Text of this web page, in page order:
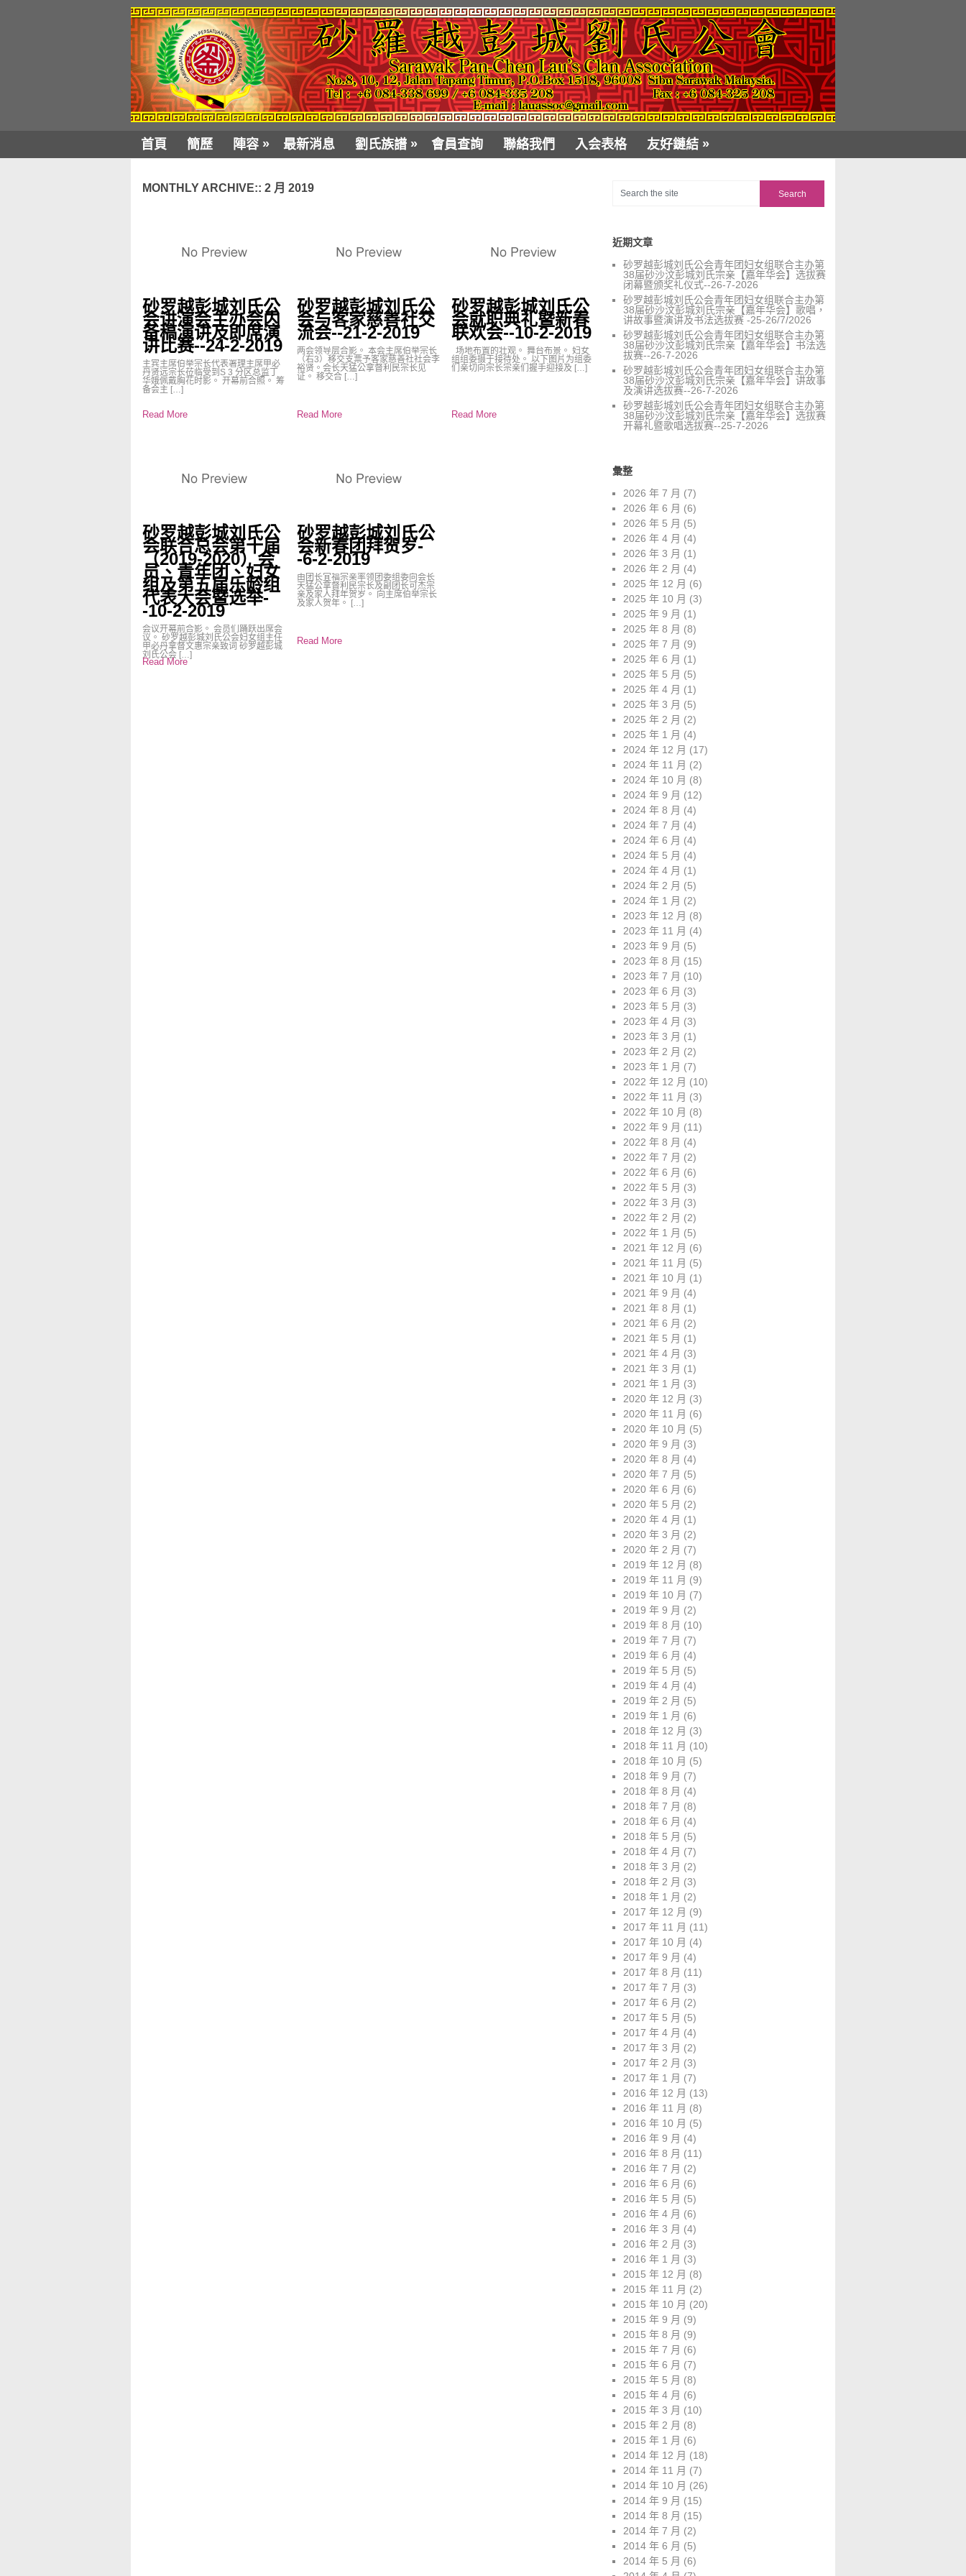
首頁 簡歷 陣容 » 最新消息 劉氏族譜 » 會員查詢 聯絡我們 入会表格 友好鏈結 »
MONTHLY ARCHIVE:: 2 月 2019
砂罗越彭城刘氏公
会讲演会主办会内
备稿演讲及即席演
讲比赛--24-2-2019
主宾主席伯举宗长代表署理主席甲必
丹贤远宗长莅临受到S 3 分区总监丁
华娥佩戴胸花时影。 开幕前合照。 筹
备会主 […]
Read More
砂罗越彭城刘氏公
会与客家慈善社交
流会--21-2-2019
两会领导层合影。 本会主席伯举宗长
（右3）移交支票予客家慈善社社会李
裕贤。会长天猛公拿督利民宗长见
证。 移交合 […]
Read More
砂罗越彭城刘氏公
会就职典礼暨新春
联欢会--10-2-2019
场地布置的壮观。 舞台布景。 妇女
组组委摄于接待处。 以下图片为组委
们亲切向宗长宗亲们握手迎接及 […]
Read More
砂罗越彭城刘氏公
会联合总会第十届
（2019-2020）会
员、青年团、妇女
组及第五届乐龄组
代表大会暨选举-
-10-2-2019
会议开幕前合影。 会员们踊跃出席会
议。 砂罗越彭城刘氏公会妇女组主任
甲必丹拿督文惠宗亲致词 砂罗越彭城
刘氏公会 […]
Read More
砂罗越彭城刘氏公
会新春团拜贺岁-
-6-2-2019
由团长宜福宗亲率领团委组委向会长
天猛公拿督利民宗长及副团长可杰宗
亲及家人拜年贺岁。 向主席伯举宗长
及家人贺年。 […]
Read More
近期文章
砂罗越彭城刘氏公会青年团妇女组联合主办第
38届砂沙汶彭城刘氏宗亲【嘉年华会】选拔赛
闭幕暨颁奖礼仪式--26-7-2026
砂罗越彭城刘氏公会青年团妇女组联合主办第
38届砂沙汶彭城刘氏宗亲【嘉年华会】歌唱，
讲故事暨演讲及书法选拔赛 -25-26/7/2026
砂罗越彭城刘氏公会青年团妇女组联合主办第
38届砂沙汶彭城刘氏宗亲【嘉年华会】书法选
拔赛--26-7-2026
砂罗越彭城刘氏公会青年团妇女组联合主办第
38届砂沙汶彭城刘氏宗亲【嘉年华会】讲故事
及演讲选拔赛--26-7-2026
砂罗越彭城刘氏公会青年团妇女组联合主办第
38届砂沙汶彭城刘氏宗亲【嘉年华会】选拔赛
开幕礼暨歌唱选拔赛--25-7-2026
彙整
2026 年 7 月 (7)
2026 年 6 月 (6)
2026 年 5 月 (5)
2026 年 4 月 (4)
2026 年 3 月 (1)
2026 年 2 月 (4)
2025 年 12 月 (6)
2025 年 10 月 (3)
2025 年 9 月 (1)
2025 年 8 月 (8)
2025 年 7 月 (9)
2025 年 6 月 (1)
2025 年 5 月 (5)
2025 年 4 月 (1)
2025 年 3 月 (5)
2025 年 2 月 (2)
2025 年 1 月 (4)
2024 年 12 月 (17)
2024 年 11 月 (2)
2024 年 10 月 (8)
2024 年 9 月 (12)
2024 年 8 月 (4)
2024 年 7 月 (4)
2024 年 6 月 (4)
2024 年 5 月 (4)
2024 年 4 月 (1)
2024 年 2 月 (5)
2024 年 1 月 (2)
2023 年 12 月 (8)
2023 年 11 月 (4)
2023 年 9 月 (5)
2023 年 8 月 (15)
2023 年 7 月 (10)
2023 年 6 月 (3)
2023 年 5 月 (3)
2023 年 4 月 (3)
2023 年 3 月 (1)
2023 年 2 月 (2)
2023 年 1 月 (7)
2022 年 12 月 (10)
2022 年 11 月 (3)
2022 年 10 月 (8)
2022 年 9 月 (11)
2022 年 8 月 (4)
2022 年 7 月 (2)
2022 年 6 月 (6)
2022 年 5 月 (3)
2022 年 3 月 (3)
2022 年 2 月 (2)
2022 年 1 月 (5)
2021 年 12 月 (6)
2021 年 11 月 (5)
2021 年 10 月 (1)
2021 年 9 月 (4)
2021 年 8 月 (1)
2021 年 6 月 (2)
2021 年 5 月 (1)
2021 年 4 月 (3)
2021 年 3 月 (1)
2021 年 1 月 (3)
2020 年 12 月 (3)
2020 年 11 月 (6)
2020 年 10 月 (5)
2020 年 9 月 (3)
2020 年 8 月 (4)
2020 年 7 月 (5)
2020 年 6 月 (6)
2020 年 5 月 (2)
2020 年 4 月 (1)
2020 年 3 月 (2)
2020 年 2 月 (7)
2019 年 12 月 (8)
2019 年 11 月 (9)
2019 年 10 月 (7)
2019 年 9 月 (2)
2019 年 8 月 (10)
2019 年 7 月 (7)
2019 年 6 月 (4)
2019 年 5 月 (5)
2019 年 4 月 (4)
2019 年 2 月 (5)
2019 年 1 月 (6)
2018 年 12 月 (3)
2018 年 11 月 (10)
2018 年 10 月 (5)
2018 年 9 月 (7)
2018 年 8 月 (4)
2018 年 7 月 (8)
2018 年 6 月 (4)
2018 年 5 月 (5)
2018 年 4 月 (7)
2018 年 3 月 (2)
2018 年 2 月 (3)
2018 年 1 月 (2)
2017 年 12 月 (9)
2017 年 11 月 (11)
2017 年 10 月 (4)
2017 年 9 月 (4)
2017 年 8 月 (11)
2017 年 7 月 (3)
2017 年 6 月 (2)
2017 年 5 月 (5)
2017 年 4 月 (4)
2017 年 3 月 (2)
2017 年 2 月 (3)
2017 年 1 月 (7)
2016 年 12 月 (13)
2016 年 11 月 (8)
2016 年 10 月 (5)
2016 年 9 月 (4)
2016 年 8 月 (11)
2016 年 7 月 (2)
2016 年 6 月 (6)
2016 年 5 月 (5)
2016 年 4 月 (6)
2016 年 3 月 (4)
2016 年 2 月 (3)
2016 年 1 月 (3)
2015 年 12 月 (8)
2015 年 11 月 (2)
2015 年 10 月 (20)
2015 年 9 月 (9)
2015 年 8 月 (9)
2015 年 7 月 (6)
2015 年 6 月 (7)
2015 年 5 月 (8)
2015 年 4 月 (6)
2015 年 3 月 (10)
2015 年 2 月 (8)
2015 年 1 月 (6)
2014 年 12 月 (18)
2014 年 11 月 (7)
2014 年 10 月 (26)
2014 年 9 月 (15)
2014 年 8 月 (15)
2014 年 7 月 (2)
2014 年 6 月 (5)
2014 年 5 月 (6)